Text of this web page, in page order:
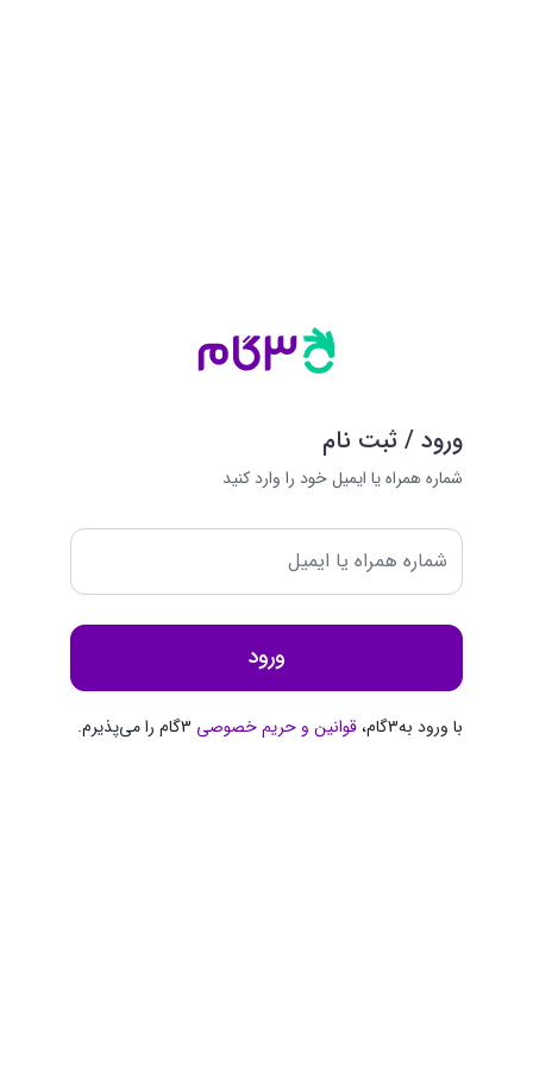
ورود / ثبت نام
شماره همراه یا ایمیل خود را وارد کنید
ورود
با ورود به3گام، قوانین و حریم ‌خصوصی 3گام را می‌پذیرم.